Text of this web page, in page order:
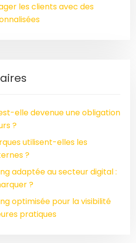
les clients avec des
elle devenue une obligation
?
utilisent-elles les
?
adaptée au secteur digital :
?
optimisée pour la visibilité
pratiques